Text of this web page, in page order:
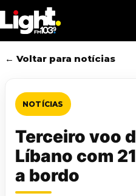
to
main
content
← Voltar para notícias
NOTÍCIAS
Terceiro voo
Líbano com
a bordo